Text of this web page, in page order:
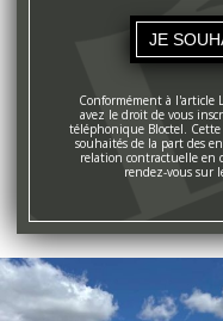
Conformément à l'article
avez le droit de vous
téléphonique Bloctel.
souhaités de la part des
relation contractuelle en
rendez-vous sur